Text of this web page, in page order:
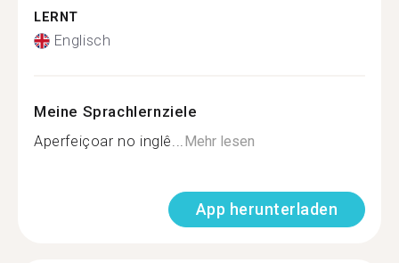
LERNT
Englisch
Meine Sprachlernziele
Aperfeiçoar no inglê...Mehr lesen
App herunterladen